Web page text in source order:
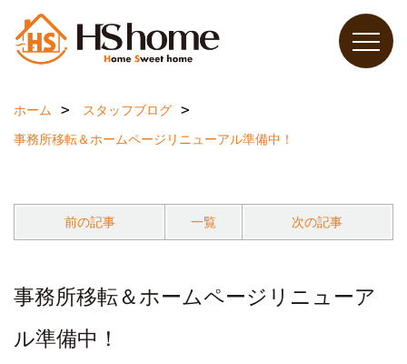
ホーム
スタッフブログ
事務所移転＆ホームページリニューアル準備中！
前の記事 一覧 次の記事
事務所移転＆ホームページリニューア
ル準備中！